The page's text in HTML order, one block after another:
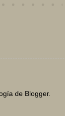
de Blogger.